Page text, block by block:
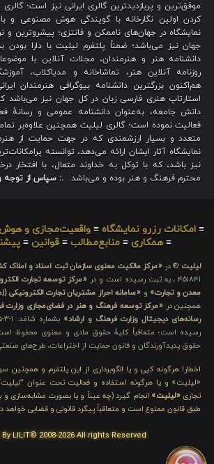
موفق‌ترین و پربازدیدترین گالری ایرانی نیز است؛
کردن اولین نگارخانه با گویندگی هوش مصنوعی و با
نمایشگاه در جهان‌های ناممکن و فانتزی؛ پیشروترین و
جهان نیز می‌باشد؛ ضمناً پلتفرم لیلیت با دارا
دانشنامه هنر و هنرمندان، مجلات آنلاین با
روزنامه آنلاین هنر، تماشاخانه و مدیاکلاب،
هم‌اکنون بزرگترین دانشنامه بیوگرافی هنرمندان
استارتاپ هنری فارسی زبان در کل جهان نیز می‌باشد
دانش جامعه، به‌عنوان دانشنامه عمومی و رسانهٔ
فعالیت نموده است؛ گالری لیلیت همچنین علاوه‌بر
متعدد و بسیار ارزشمندی که در جهت حمایت از
نمایشگاه آثار ایشان ارائه می‌دهد، توانسته
نیز باشد، که با توکل به خداوند متعال، با افتخار
محترم فرهنگ و هنر بوده و می‌باشد. .: سپاس از توجه
≡ امکانات رزرو نمایشگاه ≡ واقعیت‌مجازی و
≡همکاری ≡منابع‌مطالب ≡قوانین ≡
لیلیت ® در «مرکز مالکیت معنوی سازمان ثبت اسناد و املاک
۴۵۱۸۴۱ ، به ثبت رسیده است و در
«مرکز توسعه تجارت
معدن و تجارت» و «سامانه احراز مشتریان تجارت الکترونیکی
همچنین در «مرکز توسعه فرهنگ و هنر در فضای‌مجازی وزارت
رسانه‌های دیجیتال وزارت فرهنگ و ارشاد»
رسیده است؛ متعاقباً کلیهٔ حقوق مادی و معنوی محفوظ
حقوق پدیدآورندگان و قانون حمایت از اختراعات، طرح‌های صنعتی
اخطار! هرگونه کپی و یا الگوبرداری از این پلتفرم و همچنین
«لیلیت» و یا هرگونه استفاده و فعالیت تحت عنوان
تجاری «لیلیت» انجام گیرد (چه عیناً و یا بصورت مشابه‌سازی و
طبق قانون ممنوع است و متعاقباً پیگرد قانونی و قضایی خواهد
LILIT© 2008-2026 All rights Reserved